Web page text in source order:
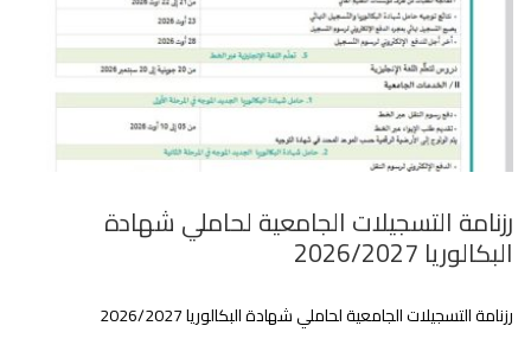
رزنامة التسجيلات الجامعية لحاملي شهادة
البكالوريا 2026/2027
رزنامة التسجيلات الجامعية لحاملي شهادة البكالوريا 2026/2027